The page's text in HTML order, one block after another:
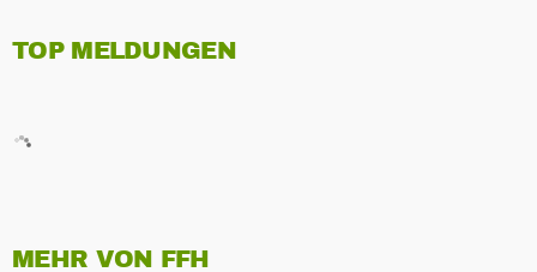
TOP MELDUNGEN
MEHR VON FFH